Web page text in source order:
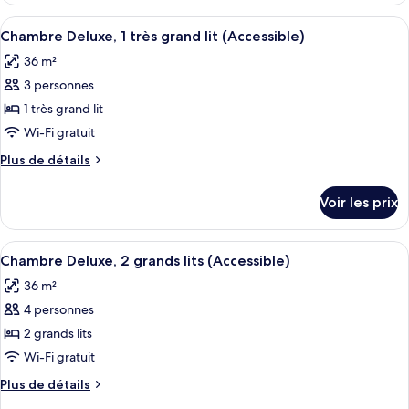
Deluxe,
2
grands
lits
type
de
Chambre
Deluxe,
grands
lits
Afficher
toutes
les
photos
pour
ce
type
de
Chambre
Deluxe,
1
très
grand
lit
(Accessible)
Une chambre d’hôtel avec un grand
7
Chambre Deluxe, 1 très grand lit (Accessible)
36 m²
3 personnes
1 très grand lit
Wi-Fi gratuit
Plus de détails
Plus
le
type
de
Chambre
Deluxe,
très
grand
(Accessible)
Voir les prix
Afficher
toutes
les
photos
pour
ce
type
de
Une chambre d’hôtel avec deux
6
Chambre Deluxe, 2 grands lits (Accessible)
36 m²
4 personnes
2 grands lits
Wi-Fi gratuit
Plus de détails
Plus